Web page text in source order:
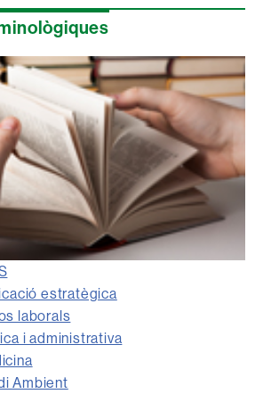
estratègica
laborals
i administrativa
Ambient